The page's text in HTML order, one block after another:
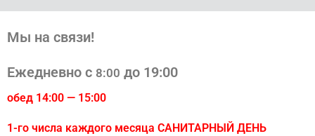
Мы на связи!
Ежедневно с 8:00 до 19:00
обед 14:00 — 15:00
1-го числа каждого месяца САНИТАРНЫЙ ДЕНЬ